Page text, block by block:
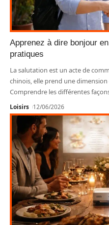
Apprenez à dire bonjour
pratiques
La salutation est un acte de
chinois, elle prend une
Comprendre les différentes
Loisirs 12/06/2026